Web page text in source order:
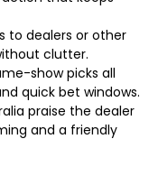
to dealers or other
clutter.
show picks all
quick bet windows.
praise the dealer
and a friendly